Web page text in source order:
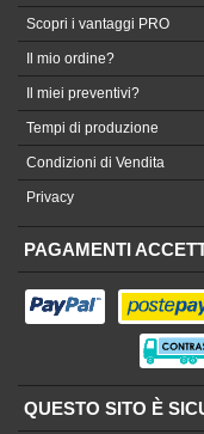
Scopri i vantaggi PRO
Il mio ordine?
Il miei preventivi?
Tempi di produzione
Condizioni di Vendita
Privacy
PAGAMENTI
QUESTO SITO È